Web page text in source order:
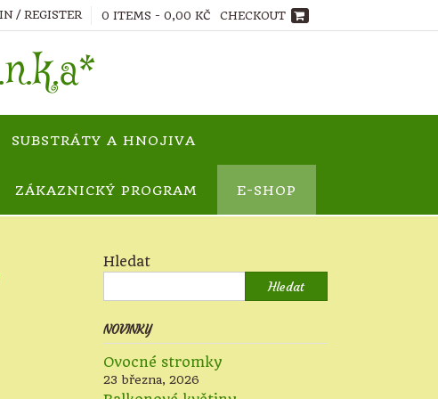
/ REGISTER 0 ITEMS - 0,00 KČ CHECKOUT
SUBSTRÁTY A HNOJIVA
ZÁKAZNICKÝ PROGRAM E-SHOP
Hledat
Hledat
NOVINKY
Ovocné stromky
23 března, 2026